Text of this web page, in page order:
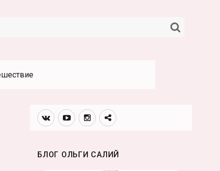
Вконтакте
YoutubeИнстаграмм
Телеграм
БЛОГ ОЛЬГИ САЛИЙ